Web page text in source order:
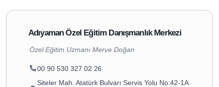
Adıyaman Özel Eğitim Danışmanlık Merkezi
Özel Eğitim Uzmanı Merve Doğan
00 90 530 327 02 26
Siteler Mah. Atatürk Bulvarı Servis Yolu No:42-1A